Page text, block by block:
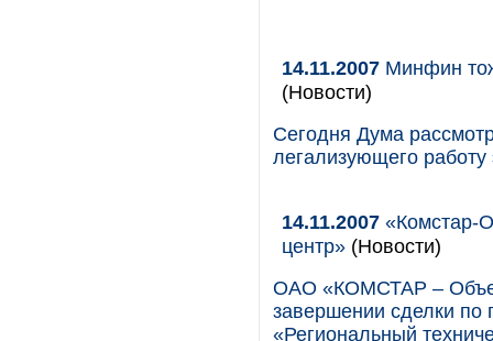
14.11.2007 Минфин
(Новости)
Сегодня Дума
легализующего
14.11.2007 «Комстар-
центр» (Новости)
ОАО «КОМСТАР –
завершении сделки
«Региональный